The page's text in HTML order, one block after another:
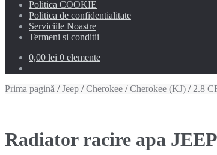
Politica COOKIE
Politica de confidentialitate
Serviciile Noastre
Termeni si conditii
0,00 lei 0 elemente
Prima pagină /Jeep /Cherokee /Cherokee (KJ) / 2.8
Radiator racire apa